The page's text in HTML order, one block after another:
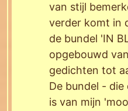
van stijl
verder komt in
de bundel 'IN
opgebouwd
gedichten tot
De bundel - die
is van mijn